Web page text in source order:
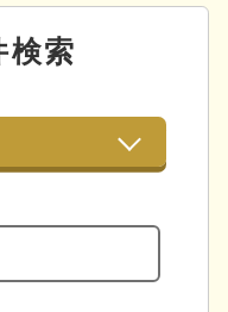
検索